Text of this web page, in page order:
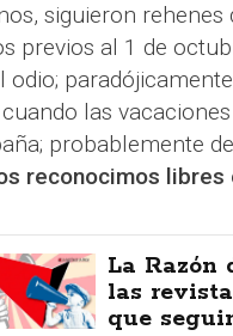
siguieron
previos al 1 de
odio;
las
probablemente
reconocimos libres
La Razón
las
que